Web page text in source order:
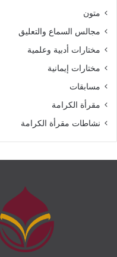
متون
مجالس السماع والتعليق
مختارات أدبية وعلمية
مختارات إيمانية
مسابقات
مقرأة الكرامة
نشاطات مقرأة الكرامة